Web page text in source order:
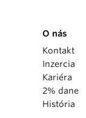
O nás
Kontakt
Inzercia
Kariéra
2% dane
História